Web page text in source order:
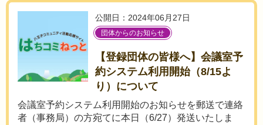
公開日：2024年06月27日
団体からのお知らせ
【登録団体の皆様へ】会議室予
約システム利用開始（8/15よ
り）について
会議室予約システム利用開始のお知らせを郵送で連絡
者（事務局）の方宛てに本日（6/27）発送いたしま